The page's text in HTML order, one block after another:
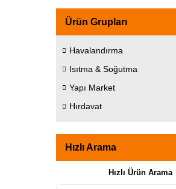
Ürün Grupları
Havalandırma
Isıtma & Soğutma
Yapı Market
Hırdavat
Hızlı Arama
Hızlı Ürün Arama